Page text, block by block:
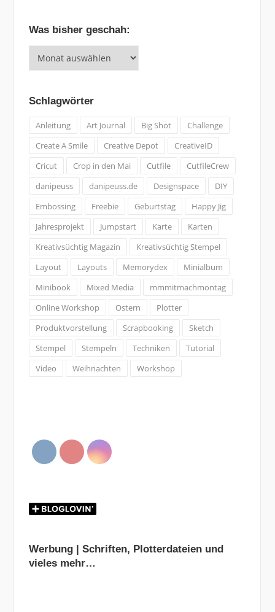
Was bisher geschah:
bisher
Schlagwörter
Anleitung Art Journal Big Shot
Challenge
Create A Smile
Creative Depot
CreativeID
Cricut
Crop in den Mai Cutfile
CutfileCrew
danipeuss
danipeuss.de Designspace
DIY
Embossing
Freebie Geburtstag
Happy Jig
Jahresprojekt
Jumpstart Karte
Karten
Kreativsüchtig Magazin
Kreativsüchtig Stempel
Layout
Layouts Memorydex
Minialbum
Minibook
Mixed Media
mmmitmachmontag
Online Workshop
Ostern
Plotter
Produktvorstellung
Scrapbooking
Sketch
Stempel
Stempeln Techniken
Tutorial
Video
Weihnachten Workshop
Werbung | Schriften, Plotterdateien und
vieles mehr…